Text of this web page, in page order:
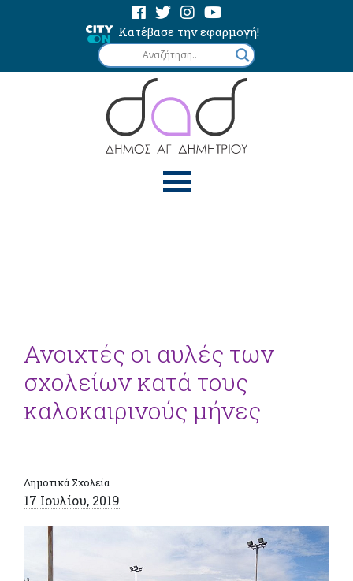
Κατέβασε την εφαρμογή!
Ανοιχτές οι αυλές των
σχολείων κατά τους
καλοκαιρινούς μήνες
Δημοτικά Σχολεία
17 Ιουλίου, 2019